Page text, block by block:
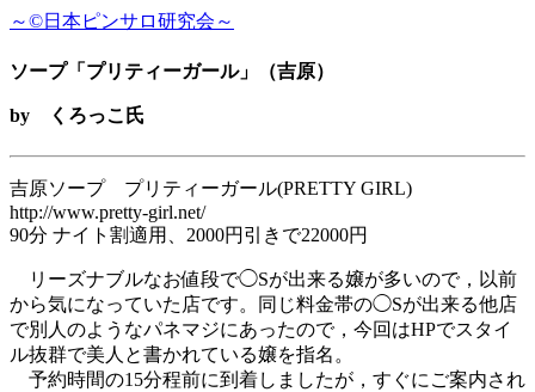
～©日本ピンサロ研究会～
ソープ「プリティーガール」（吉原）
by くろっこ氏
吉原ソープ プリティーガール(PRETTY GIRL)
http://www.pretty-girl.net/
90分 ナイト割適用、2000円引きで22000円
リーズナブルなお値段で◯Sが出来る嬢が多いので，以前
から気になっていた店です。同じ料金帯の◯Sが出来る他店
で別人のようなパネマジにあったので，今回はHPでスタイ
ル抜群で美人と書かれている嬢を指名。
予約時間の15分程前に到着しましたが，すぐにご案内され